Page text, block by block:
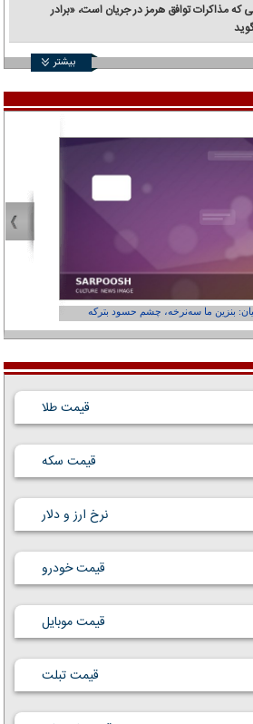
مذاکرات توافق هرمز در جریان است، «برادر
بیشتر
بنزین ما سه‌نرخه، چشم حسود بترکه
قیمت طلا
قیمت سکه
نرخ ارز و دلار
قیمت خودرو
قیمت موبایل
قیمت تبلت